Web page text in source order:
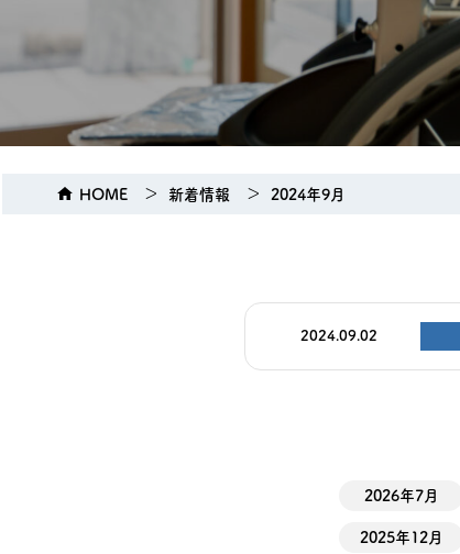
HOME 新着情報 2024年9月
2024.09.02
2026年7月
2025年12月